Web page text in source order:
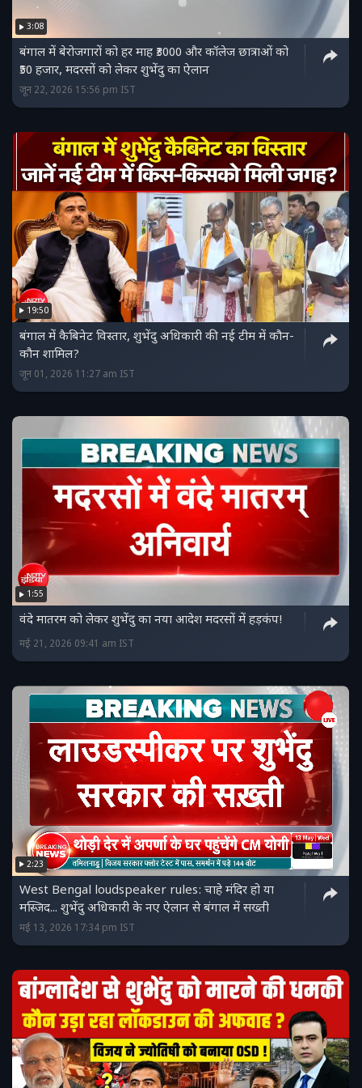
3:08
बंगाल में बेरोजगारों को हर माह ₹3000 और कॉलेज छात्राओं को
₹50 हजार, मदरसों को लेकर शुभेंदु का ऐलान
जून 22, 2026 15:56 pm IST
19:50
बंगाल में कैबिनेट विस्तार, शुभेंदु अधिकारी की नई टीम में कौन-
कौन शामिल?
जून 01, 2026 11:27 am IST
1:55
वंदे मातरम को लेकर शुभेंदु का नया आदेश मदरसों में हड़कंप!
मई 21, 2026 09:41 am IST
2:23
West Bengal loudspeaker rules: चाहे मंदिर हो या
मस्जिद... शुभेंदु अधिकारी के नए ऐलान से बंगाल में सख्ती
मई 13, 2026 17:34 pm IST